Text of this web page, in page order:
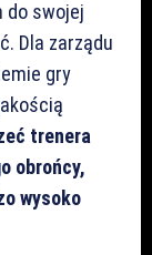
do swojej
Dla zarządu
gry
trenera
obrońcy,
wysoko